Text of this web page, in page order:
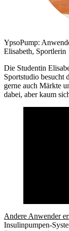
YpsoPump:
Elisabeth, Sportlerin
Die Studentin
Sportstudio besucht
gerne auch Märkte
dabei, aber kaum
Andere Anwender
Insulinpumpen-